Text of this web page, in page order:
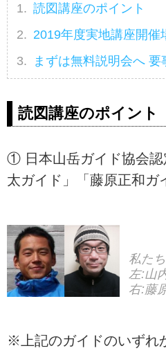
読図講座のポイント
2019年度実地講座開催
まずは無料説明会へ 要
読図講座のポイント
① 日本山岳ガイド協会認
太ガイド」「藤原正和ガ
私た
左:山
右:藤
※上記のガイドのいずれ